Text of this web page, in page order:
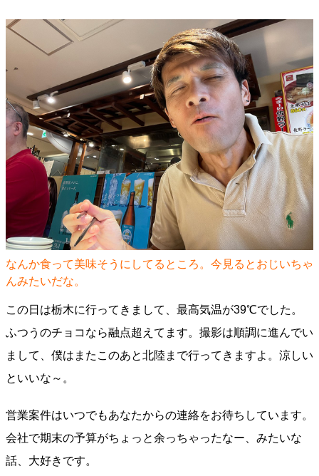
なんか食って美味そうにしてるところ。今見るとおじいちゃ
んみたいだな。
この日は栃木に行ってきまして、最高気温が39℃でした。
ふつうのチョコなら融点超えてます。撮影は順調に進んでい
まして、僕はまたこのあと北陸まで行ってきますよ。涼しい
といいな～。
営業案件はいつでもあなたからの連絡をお待ちしています。
会社で期末の予算がちょっと余っちゃったなー、みたいな
話、大好きです。